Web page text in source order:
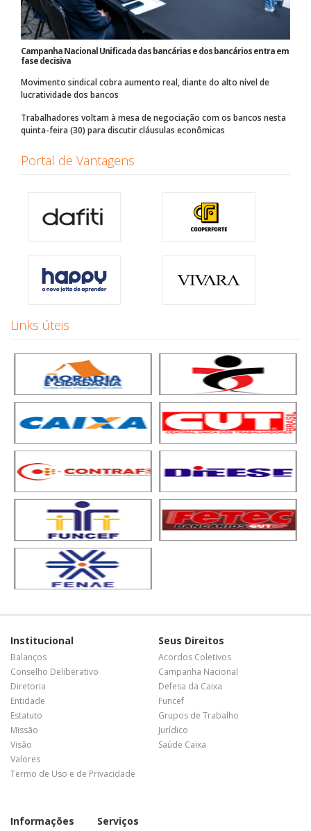
Campanha Nacional Unificada das bancárias e dos bancários entra em
fase decisiva
Movimento sindical cobra aumento real, diante do alto nível de
lucratividade dos bancos
Trabalhadores voltam à mesa de negociação com os bancos nesta
quinta-feira (30) para discutir cláusulas econômicas
Portal de Vantagens
Links úteis
Institucional
Balanços
Conselho Deliberativo
Diretoria
Entidade
Estatuto
Missão
Visão
Valores
Termo de Uso e de Privacidade
Seus Direitos
Acordos Coletivos
Campanha Nacional
Defesa da Caixa
Funcef
Grupos de Trabalho
Jurídico
Saúde Caixa
Informações Serviços